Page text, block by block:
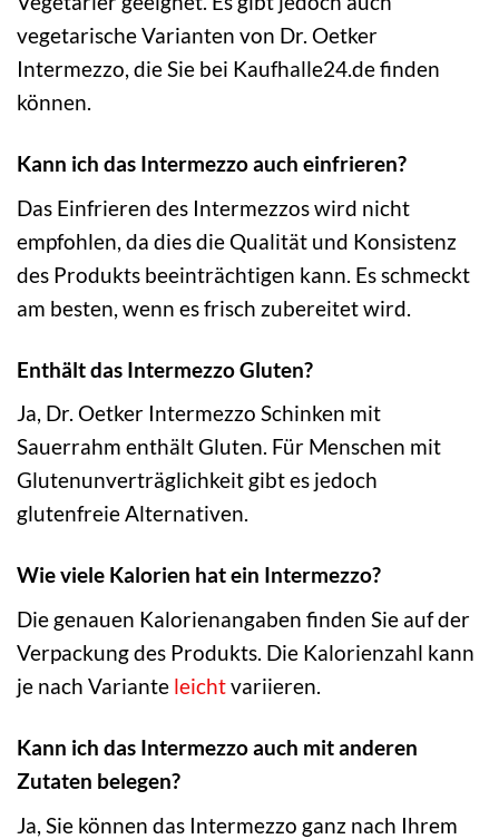
vegetarische Varianten von Dr. Oetker
Intermezzo, die Sie bei Kaufhalle24.de finden
können.
Kann ich das Intermezzo auch einfrieren?
Das Einfrieren des Intermezzos wird nicht
empfohlen, da dies die Qualität und Konsistenz
des Produkts beeinträchtigen kann. Es schmeckt
am besten, wenn es frisch zubereitet wird.
Enthält das Intermezzo Gluten?
Ja, Dr. Oetker Intermezzo Schinken mit
Sauerrahm enthält Gluten. Für Menschen mit
Glutenunverträglichkeit gibt es jedoch
glutenfreie Alternativen.
Wie viele Kalorien hat ein Intermezzo?
Die genauen Kalorienangaben finden Sie auf der
Verpackung des Produkts. Die Kalorienzahl kann
je nach Variante leichtvariieren.
Kann ich das Intermezzo auch mit anderen
Zutaten belegen?
Ja, Sie können das Intermezzo ganz nach Ihrem